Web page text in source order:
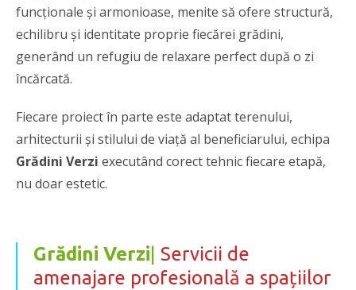
funcționale și armonioase, menite să ofere structură,
echilibru și identitate proprie fiecărei grădini,
generând un refugiu de relaxare perfect după o zi
încărcată.
Fiecare proiect în parte este adaptat terenului,
arhitecturii și stilului de viață al beneficiarului, echipa
Grădini Verzi executând corect tehnic fiecare etapă,
nu doar estetic.
Grădini Verzi Servicii de
amenajare profesională a spațiilor